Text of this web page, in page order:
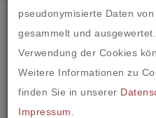
Brautkleid #46
pseudonymisierte Daten
gesammelt und
Verwendung der Cookies
Weitere Informationen zu
finden Sie in unserer
Impressum